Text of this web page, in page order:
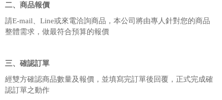
二、商品報價
請E-mail、Line或來電洽詢商品，本公司將由專人針對您的商品
整體需求，做最符合預算的報價
三、確認訂單
經雙方確認商品數量及報價，並填寫完訂單後回覆，正式完成確
認訂單之動作